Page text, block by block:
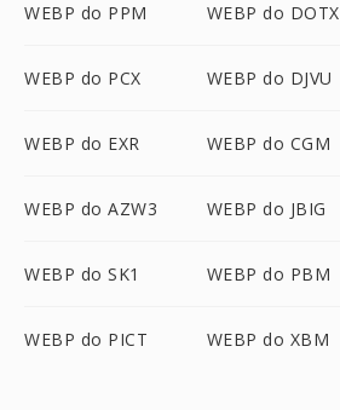
WEBP do PPM WEBP do DOTX
WEBP do PCX WEBP do DJVU
WEBP do EXR WEBP do CGM
WEBP do AZW3 WEBP do JBIG
WEBP do SK1 WEBP do PBM
WEBP do PICT WEBP do XBM